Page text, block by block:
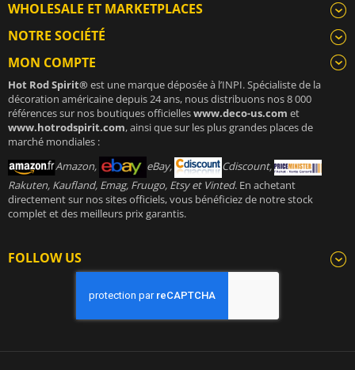
WHOLESALE ET MARKETPLACES
NOTRE SOCIÉTÉ
MON COMPTE
Hot Rod Spirit®est une marque déposée à l’INPI. Spécialiste de la
décoration américaine depuis 24 ans, nous distribuons nos 8 000
références sur nos boutiques officielleswww.deco-us.com et
www.hotrodspirit.com, ainsi que sur les plus grandes places de
marché mondiales :
Amazon,
eBay,
Cdiscount,
Rakuten, Kaufland, Emag, Fruugo, Etsy et Vinted. En achetant
directement sur nos sites officiels, vous bénéficiez de notre stock
complet et des meilleurs prix garantis.
FOLLOW US